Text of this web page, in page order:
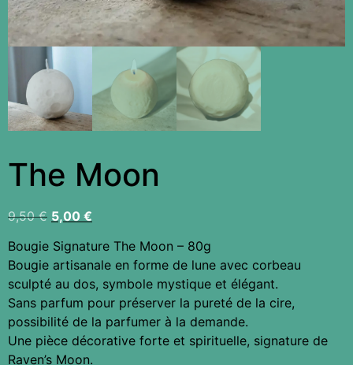
The Moon
9,50€ 5,00 €
Bougie Signature The Moon – 80g
Bougie artisanale en forme de lune avec corbeau
sculpté au dos, symbole mystique et élégant.
Sans parfum pour préserver la pureté de la cire,
possibilité de la parfumer à la demande.
Une pièce décorative forte et spirituelle, signature de
Raven’s Moon.